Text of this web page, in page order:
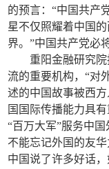
的预言：“中国共产
星不仅照耀着中国
界。”中国共产党必
重阳金融研究
流的重要机构，“对
述的中国故事被西
国国际传播能力具
“百万大军”服务中
不能忘记外国的友
中国说了许多好话